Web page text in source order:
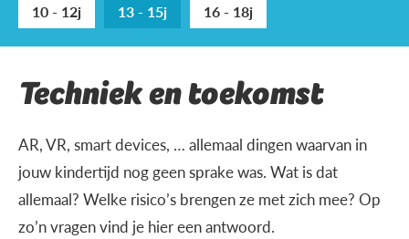
10 - 12j
13 - 15j 16 - 18j
Techniek en toekomst
AR, VR, smart devices, … allemaal dingen waarvan in
jouw kindertijd nog geen sprake was. Wat is dat
allemaal? Welke risico’s brengen ze met zich mee? Op
zo’n vragen vind je hier een antwoord.